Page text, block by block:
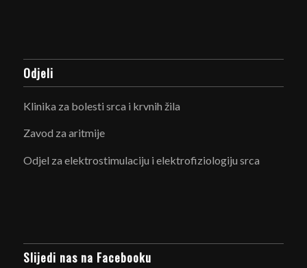
Odjeli
Klinika za bolesti srca i krvnih žila
Zavod za aritmije
Odjel za elektrostimulaciju i elektrofiziologiju srca
Slijedi nas na Facebooku